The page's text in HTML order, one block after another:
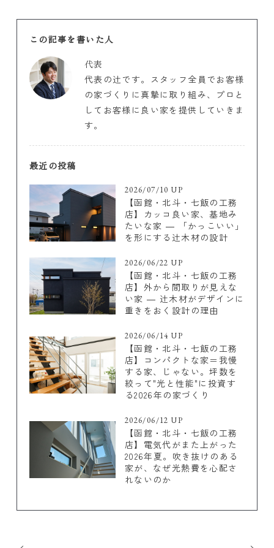
この記事を書いた人
代表
代表の辻です。スタッフ全員でお客様
の家づくりに真摯に取り組み、プロと
してお客様に良い家を提供していきま
す。
最近の投稿
2026/07/10 UP
【函館・北斗・七飯の工務
店】カッコ良い家、基地み
たいな家 ― 「かっこいい」
を形にする辻木材の設計
2026/06/22 UP
【函館・北斗・七飯の工務
店】外から間取りが見えな
い家 ― 辻木材がデザインに
重きをおく設計の理由
2026/06/14 UP
【函館・北斗・七飯の工務
店】コンパクトな家＝我慢
する家、じゃない。坪数を
絞って"光と性能"に投資す
る2026年の家づくり
2026/06/12 UP
【函館・北斗・七飯の工務
店】電気代がまた上がった
2026年夏。吹き抜けのある
家が、なぜ光熱費を心配さ
れないのか